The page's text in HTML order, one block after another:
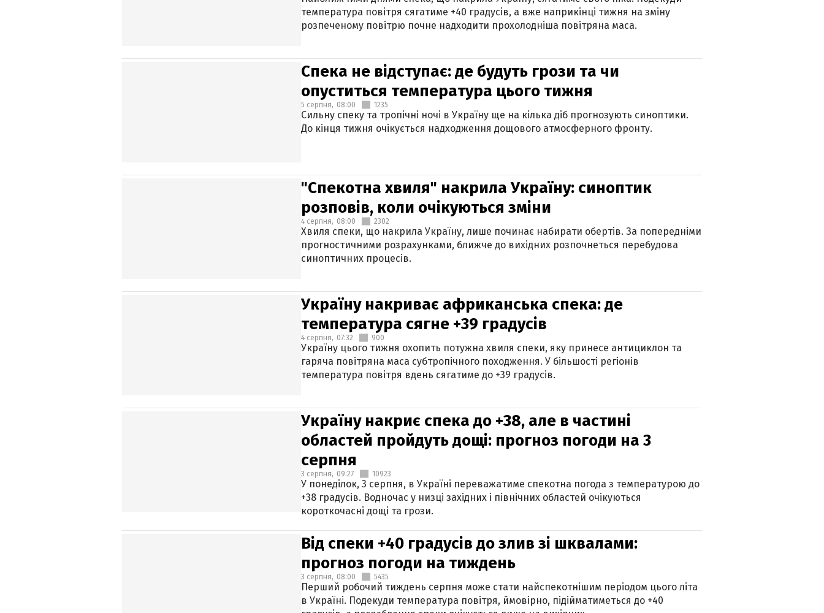
температура повітря сягатиме +40 градусів, а вже наприкінці тижня на зміну
розпеченому повітрю почне надходити прохолодніша повітряна маса.
Спека не відступає: де будуть грози та чи
опуститься температура цього тижня
5 серпня, 08:00 1235
Сильну спеку та тропічні ночі в Україну ще на кілька діб прогнозують синоптики.
До кінця тижня очікується надходження дощового атмосферного фронту.
"Спекотна хвиля" накрила Україну: синоптик
розповів, коли очікуються зміни
4 серпня, 08:00 2302
Хвиля спеки, що накрила Україну, лише починає набирати обертів. За попередніми
прогностичними розрахунками, ближче до вихідних розпочнеться перебудова
синоптичних процесів.
Україну накриває африканська спека: де
температура сягне +39 градусів
4 серпня, 07:32 900
Україну цього тижня охопить потужна хвиля спеки, яку принесе антициклон та
гаряча повітряна маса субтропічного походження. У більшості регіонів
температура повітря вдень сягатиме до +39 градусів.
Україну накриє спека до +38, але в частині
областей пройдуть дощі: прогноз погоди на 3
серпня
3 серпня, 09:27 10923
У понеділок, 3 серпня, в Україні переважатиме спекотна погода з температурою до
+38 градусів. Водночас у низці західних і північних областей очікуються
короткочасні дощі та грози.
Від спеки +40 градусів до злив зі шквалами:
прогноз погоди на тиждень
3 серпня, 08:00 5435
Перший робочий тиждень серпня може стати найспекотнішим періодом цього літа
в Україні. Подекуди температура повітря, ймовірно, підійматиметься до +40